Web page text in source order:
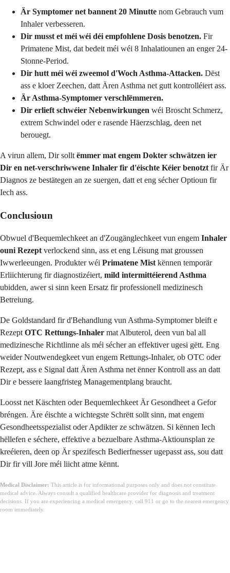
Är Symptomer net bannent 20 Minutte nom Gebrauch vum
Inhaler verbesseren.
Dir musst et méi wéi déi empfohlene Dosis benotzen. Fir
Primatene Mist, dat bedeit méi wéi 8 Inhalatiounen an enger 24-
Stonne-Period.
Dir hutt méi wéi zweemol d'Woch Asthma-Attacken. Dëst
ass e kloer Zeechen, datt Ären Asthma net gutt kontrolléiert ass.
Är Asthma-Symptomer verschlëmmeren.
Dir erlieft schwéier Nebenwirkungen wéi Broscht Schmerz,
extrem Schwindel oder e rasende Häerzschlag, deen net
berouegt.
A virun allem, Dir sollt ëmmer mat engem Dokter schwätzen ier
Dir en net-verschriwwene Inhaler fir d'éischte Kéier benotzt fir Är
Diagnos ze bestätegen an ze suergen, datt et eng sécher Optioun fir
Iech ass.
Conclusioun
Obwuel d'Bequemlechkeet an d'Zougänglechkeet vun engem Inhaler
ouni Rezept verlockend sinn, ass et eng Léisung mat groussen
Iwwerleeungen. Produkter wéi Primatene Mist kënnen temporär
Erliichterung fir diagnostizéiert, mild intermittéierend Asthma
ubidden, awer si sinn keen Ersatz fir professionell medizinesch
Betreiung.
De Goldstandard fir d'Behandlung vun Asthma-Symptomer bleift e
Rezept OTC Rettungs-Inhaler mat Albuterol, deen vun bal all
medizinesche Richtlinne als méi sécher an effektiver ugesi gëtt. Eng
weider Noutwendegkeet vun engem Rettungs-Inhaler, ob OTC oder
Rezept, ass e Signal datt Ären Asthma net ënner Kontroll ass an datt
Dir e bessere laangfristeg Managementplang braucht.
Loosst net Käschten oder Bequemlechkeet Är Gesondheet a Gefor
bréngen. Äre éischte a wichtegste Schrëtt sollt sinn, mat engem
Gesondheetsspezialist oder Apdikter ze schwätzen. Si kënnen Iech
hëllefen e séchere, effektive a bezuelbare Asthma-Aktiounsplan ze
kreéieren, deen op Är spezifesch Bedierfnesser ugepasst ass, sou datt
Dir fir vill Jore méi liicht atme kënnt.
Medical Disclaimer: This article is for informational purposes only and does not constitute
medical advice. Always consult a qualified healthcare provider for diagnosis and treatment
decisions. If you are experiencing a medical emergency, call 911 or go to the nearest emergency
room immediately.